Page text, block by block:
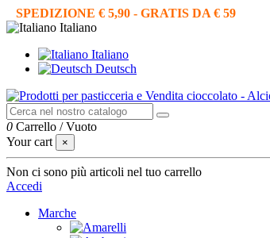
SPEDIZIONE € 5,90 - GRATIS DA € 59
Italiano
Italiano
Deutsch
0 Carrello /Vuoto
Your cart
×
Non ci sono più articoli nel tuo carrello
Accedi
Marche